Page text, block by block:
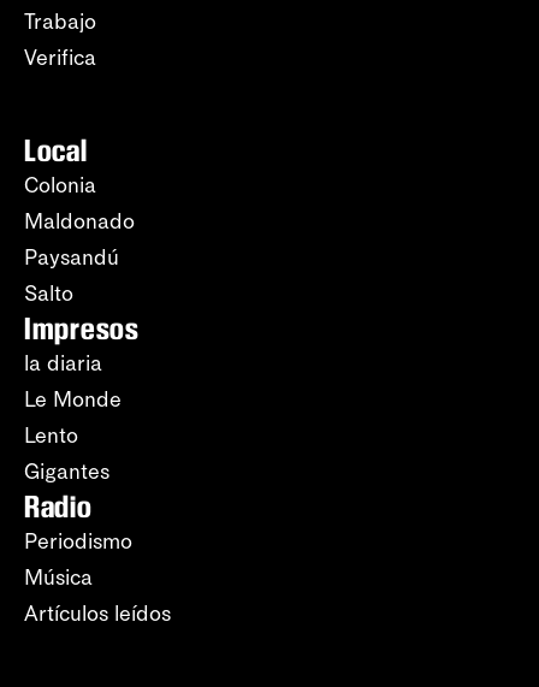
Trabajo
Verifica
Local
Colonia
Maldonado
Paysandú
Salto
Impresos
la diaria
Le Monde
Lento
Gigantes
Radio
Periodismo
Música
Artículos leídos